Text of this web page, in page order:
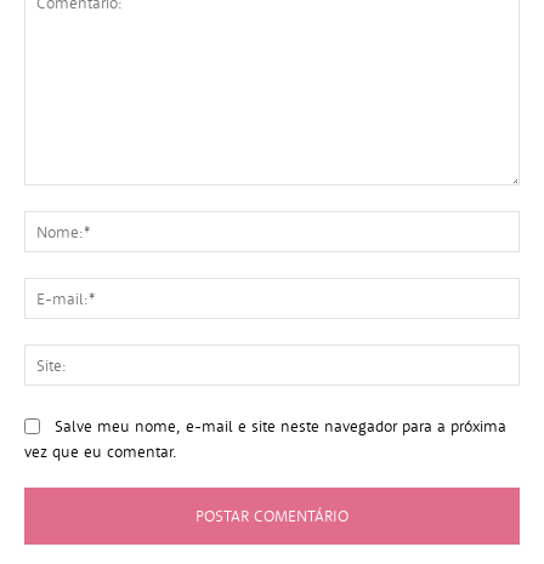
Salve meu nome, e-mail e site neste navegador para a próxima
vez que eu comentar.